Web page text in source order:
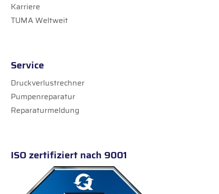
Karriere
TUMA Weltweit
Service
Druckverlustrechner
Pumpenreparatur
Reparaturmeldung
ISO zertifiziert nach 9001